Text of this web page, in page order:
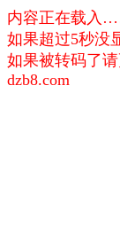
内容正在载入
如果超过5秒没
如果被转码了
dzb8.com